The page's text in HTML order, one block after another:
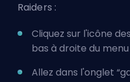
Raiders :
Cliquez sur l'icône
bas à droite du
Allez dans l'onglet